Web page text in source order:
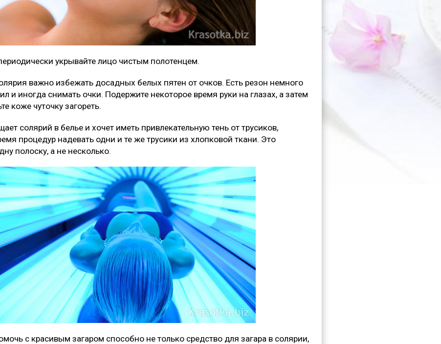
укрывайте лицо чистым полотенцем.
важно избежать досадных белых пятен от очков. Есть резон немного
и иногда снимать очки. Подержите некоторое время руки на глазах, а затем
коже чуточку загореть.
солярий в белье и хочет иметь привлекательную тень от трусиков,
процедур надевать одни и те же трусики из хлопковой ткани. Это
полоску, а не несколько.
с красивым загаром способно не только средство для загара в солярии,